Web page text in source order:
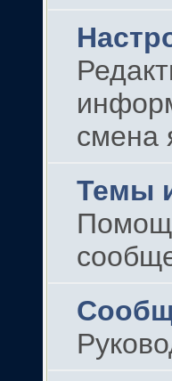
смена
Темы